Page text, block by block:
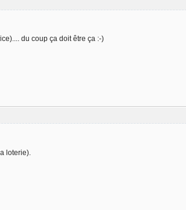
du coup ça doit être ça :-)
loterie).